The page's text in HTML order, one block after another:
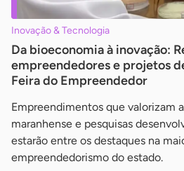
Inovação & Tecnologia
Da bioeconomia à inovação:
empreendedores e projetos
Feira do Empreendedor
Empreendimentos que valorizam
maranhense e pesquisas
estarão entre os destaques na
empreendedorismo do estado.